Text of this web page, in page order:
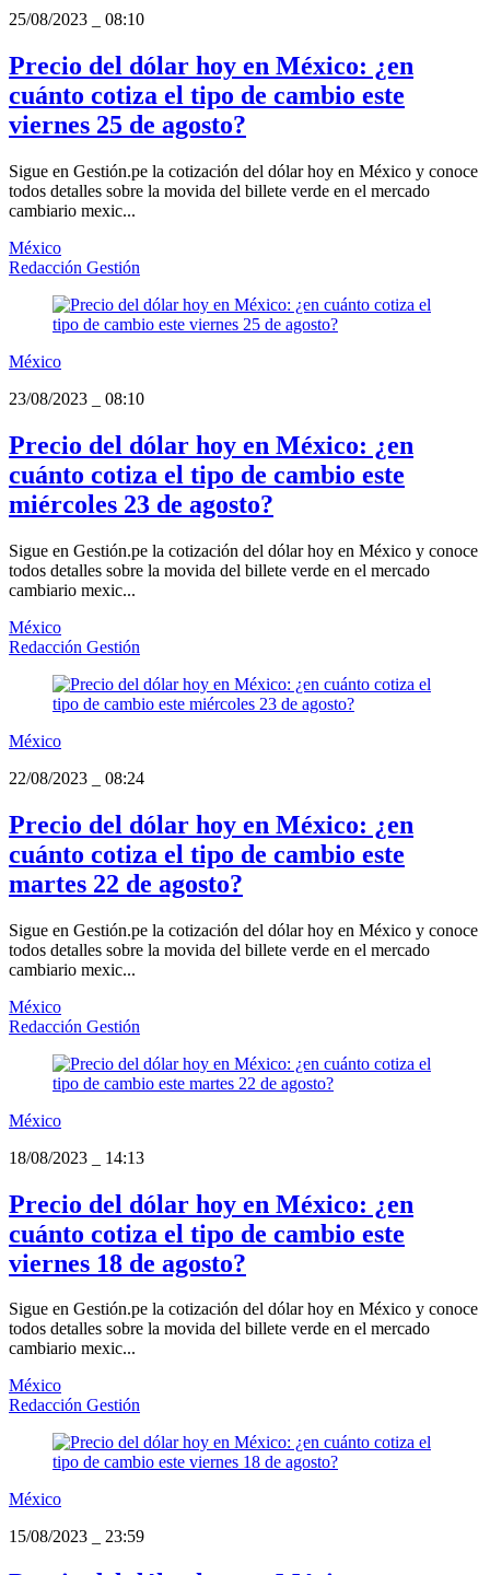
25/08/2023
08:10
Precio del dólar hoy en México: ¿en
cuánto cotiza el tipo de cambio este
viernes 25 de agosto?
Sigue en Gestión.pe la cotización del dólar hoy en México y conoce
todos detalles sobre la movida del billete verde en el mercado
cambiario mexic...
México
Redacción Gestión
México
23/08/2023
08:10
Precio del dólar hoy en México: ¿en
cuánto cotiza el tipo de cambio este
miércoles 23 de agosto?
Sigue en Gestión.pe la cotización del dólar hoy en México y conoce
todos detalles sobre la movida del billete verde en el mercado
cambiario mexic...
México
Redacción Gestión
México
22/08/2023
08:24
Precio del dólar hoy en México: ¿en
cuánto cotiza el tipo de cambio este
martes 22 de agosto?
Sigue en Gestión.pe la cotización del dólar hoy en México y conoce
todos detalles sobre la movida del billete verde en el mercado
cambiario mexic...
México
Redacción Gestión
México
18/08/2023
14:13
Precio del dólar hoy en México: ¿en
cuánto cotiza el tipo de cambio este
viernes 18 de agosto?
Sigue en Gestión.pe la cotización del dólar hoy en México y conoce
todos detalles sobre la movida del billete verde en el mercado
cambiario mexic...
México
Redacción Gestión
México
15/08/2023
23:59